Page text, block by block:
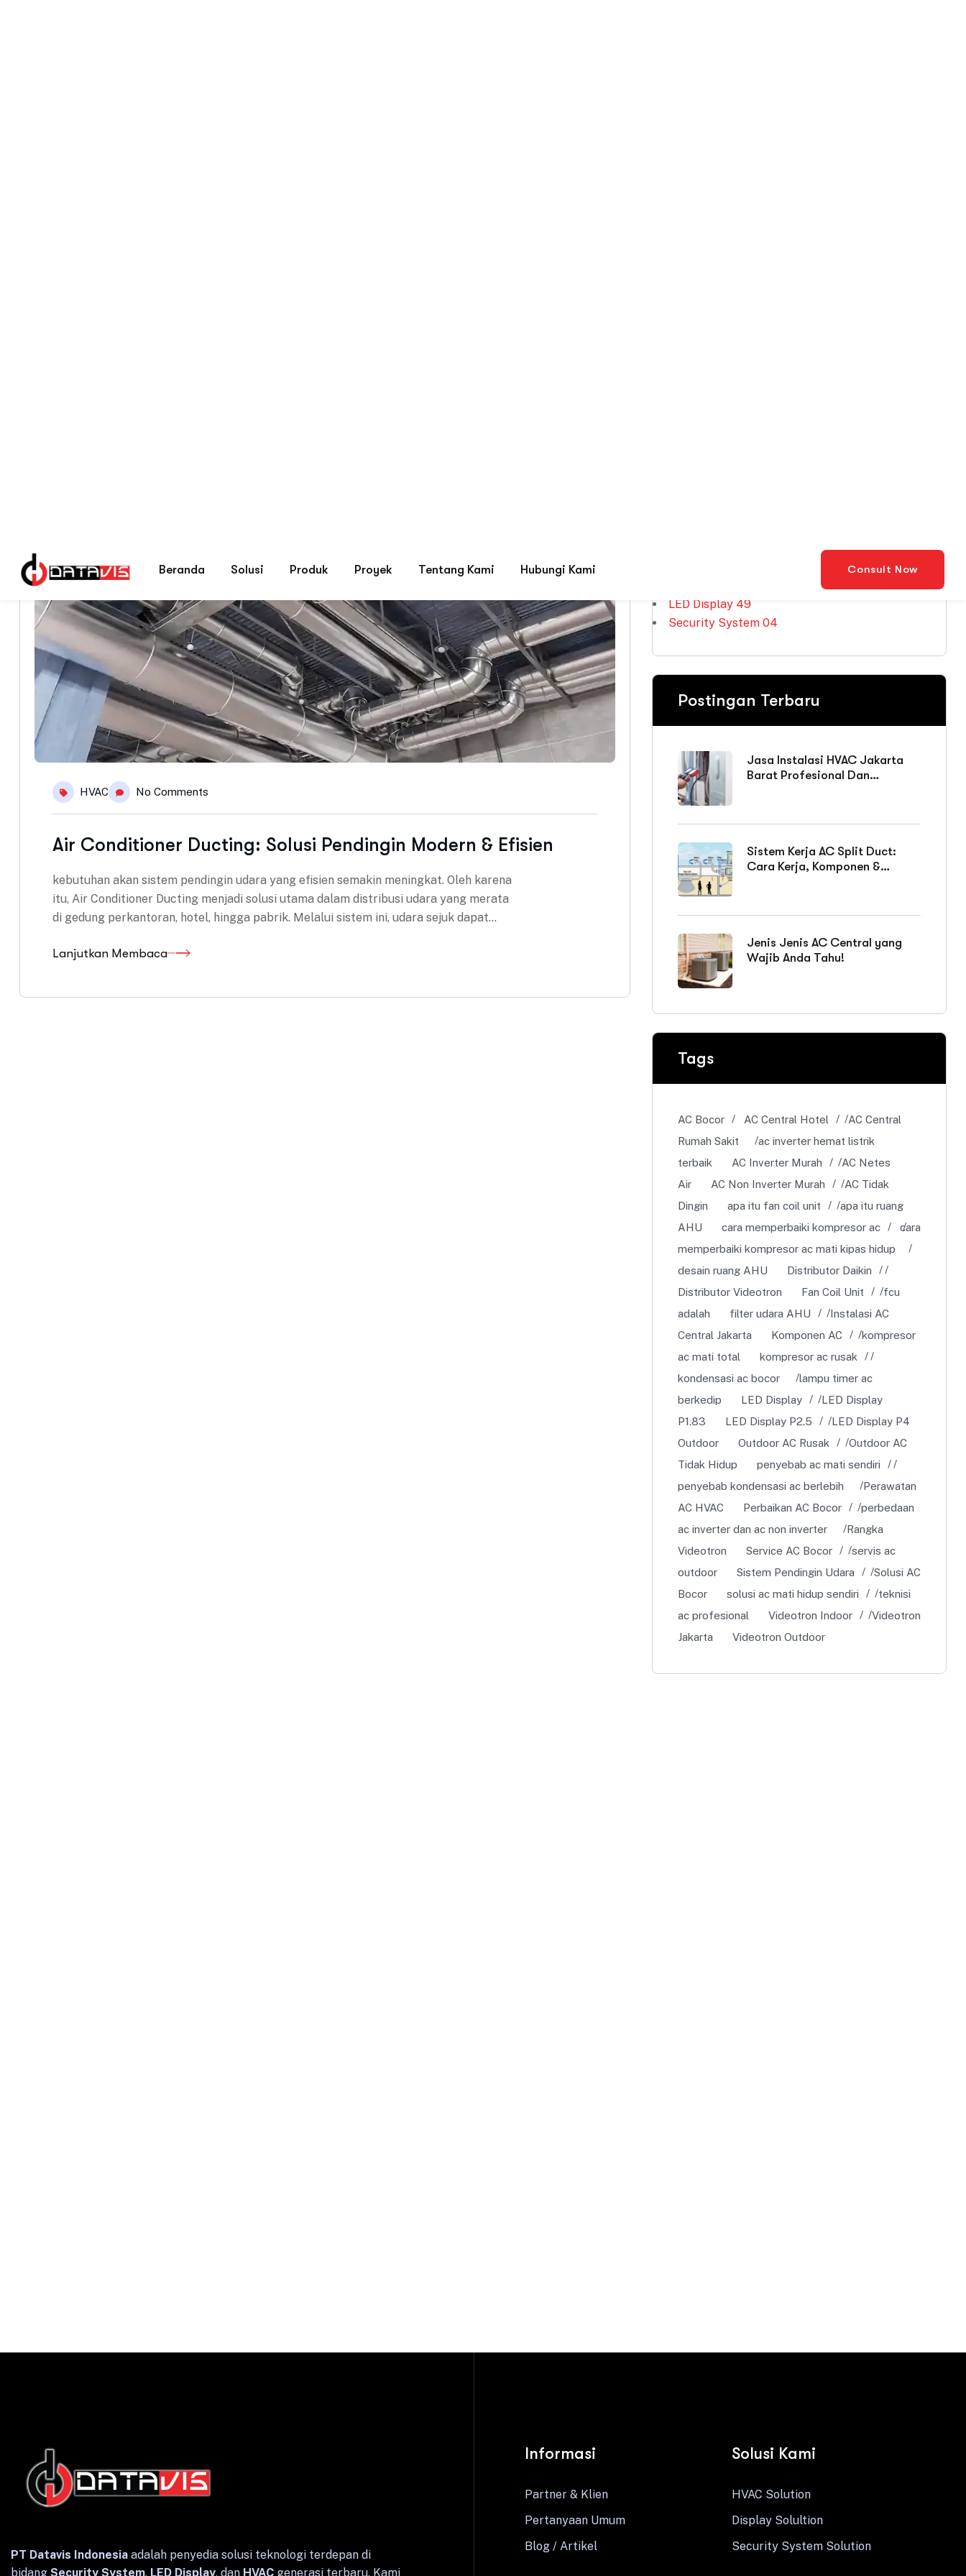
HVAC No Comments
Air Conditioner Ducting: Solusi Pendingin Modern & Efisien
kebutuhan akan sistem pendingin udara yang efisien semakin meningkat. Oleh karena
itu, Air Conditioner Ducting menjadi solusi utama dalam distribusi udara yang merata
di gedung perkantoran, hotel, hingga pabrik. Melalui sistem ini, udara sejuk dapat…
Lanjutkan Membaca
LED Display 49
Security System 04
Postingan Terbaru
Jasa Instalasi HVAC Jakarta
Barat Profesional Dan
Sistem Kerja AC Split Duct:
Cara Kerja, Komponen &
Jenis Jenis AC Central yang
Wajib Anda Tahu!
Tags
AC Bocor AC Central Hotel
AC Central
Rumah Sakit
ac inverter hemat listrik
terbaik
AC Inverter Murah
AC Netes
Air
AC Non Inverter Murah
AC Tidak
Dingin
apa itu fan coil unit
apa itu ruang
AHU
cara memperbaiki kompresor ac
cara
memperbaiki kompresor ac mati kipas hidup
desain ruang AHU
Distributor Daikin
Distributor Videotron
Fan Coil Unit
fcu
adalah
filter udara AHU
Instalasi AC
Central Jakarta
Komponen AC
kompresor
ac mati total
kompresor ac rusak
kondensasi ac bocor
lampu timer ac
berkedip
LED Display
LED Display
P1.83
LED Display P2.5
LED Display P4
Outdoor
Outdoor AC Rusak
Outdoor AC
Tidak Hidup
penyebab ac mati sendiri
penyebab kondensasi ac berlebih
Perawatan
AC HVAC
Perbaikan AC Bocor
perbedaan
ac inverter dan ac non inverter
Rangka
Videotron
Service AC Bocor
servis ac
outdoor
Sistem Pendingin Udara
Solusi AC
Bocor
solusi ac mati hidup sendiri
teknisi
ac profesional
Videotron Indoor
Videotron
Jakarta
Videotron Outdoor
PT Datavis Indonesia adalah penyedia solusi teknologi terdepan di
bidang Security System, LED Display, dan HVAC generasi terbaru. Kami
Informasi
Partner & Klien
Pertanyaan Umum
Blog / Artikel
Solusi Kami
HVAC Solution
Display Solultion
Security System Solution